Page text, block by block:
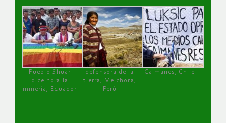
Pueblo Shuar
dice no a la
minería, Ecuador
defensora de la
tierra, Melchora,
Perú
Caimanes, Chile